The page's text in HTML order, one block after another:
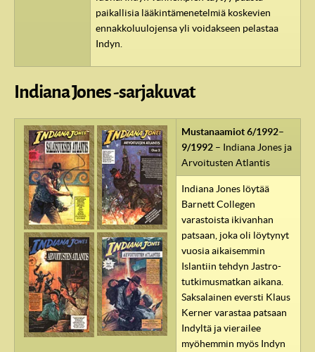
paikallisia lääkintämenetelmiä koskevien
ennakkoluulojensa yli voidakseen pelastaa
Indyn.
Indiana Jones -sarjakuvat
Mustanaamiot 6/1992–
9/1992 – Indiana Jones ja
Arvoitusten Atlantis
Indiana Jones löytää
Barnett Collegen
varastoista ikivanhan
patsaan, joka oli löytynyt
vuosia aikaisemmin
Islantiin tehdyn Jastro-
tutkimusmatkan aikana.
Saksalainen eversti Klaus
Kerner varastaa patsaan
Indyltä ja vierailee
myöhemmin myös Indyn